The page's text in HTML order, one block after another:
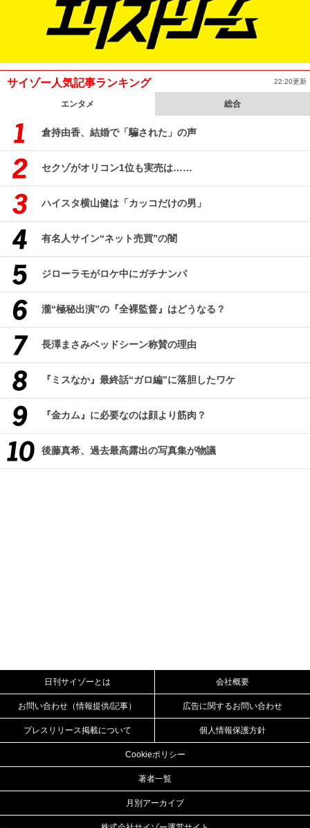
サイゾー人気記事ランキング 22:20更新
エンタメ 総合
倉持由香、結婚で「騙された」の声
セクゾがオリコン1位も実売は……
ハイスタ横山健は「カッコだけの男」
有名人サイン“ネット売買”の闇
ジローラモがロケ中にガチナンパ
瀧“極秘出演”の『全裸監督』はどうなる？
長澤まさみベッドシーン称賛の理由
『ミスなか』最終話“ガロ編”に落胆したワケ
『金カム』に必要なのは顔より筋肉？
後藤真希、過去最高露出の写真集が物議
日刊サイゾーとは 会社概要
お問い合わせ（情報提供/記事） 広告に関するお問い合わせ
プレスリリース掲載について 個人情報保護方針
Cookieポリシー
著者一覧
月別アーカイブ